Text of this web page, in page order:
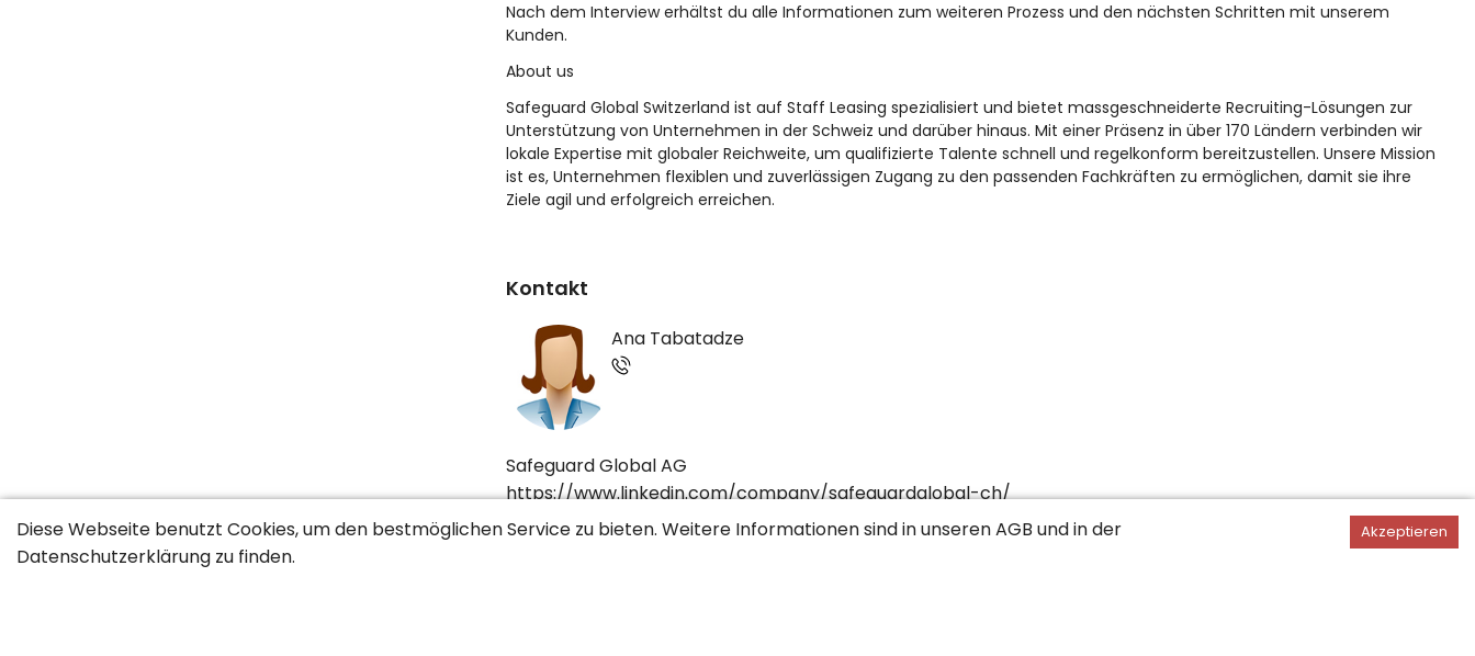
Nach dem Interview erhältst du alle Informationen zum weiteren Prozess und den nächsten Schritten mit unserem
Kunden.
About us
Safeguard Global Switzerland ist auf Staff Leasing spezialisiert und bietet massgeschneiderte Recruiting-Lösungen zur
Unterstützung von Unternehmen in der Schweiz und darüber hinaus. Mit einer Präsenz in über 170 Ländern verbinden wir
lokale Expertise mit globaler Reichweite, um qualifizierte Talente schnell und regelkonform bereitzustellen. Unsere Mission
ist es, Unternehmen flexiblen und zuverlässigen Zugang zu den passenden Fachkräften zu ermöglichen, damit sie ihre
Ziele agil und erfolgreich erreichen.
Kontakt
Ana Tabatadze
Safeguard Global AG
https://www.linkedin.com/company/safeguardglobal-ch/
Diese Webseite benutzt Cookies, um den bestmöglichen Service zu bieten. Weitere Informationen sind in unserenAGB und in der
Datenschutzerklärung zu finden.
Akzeptieren